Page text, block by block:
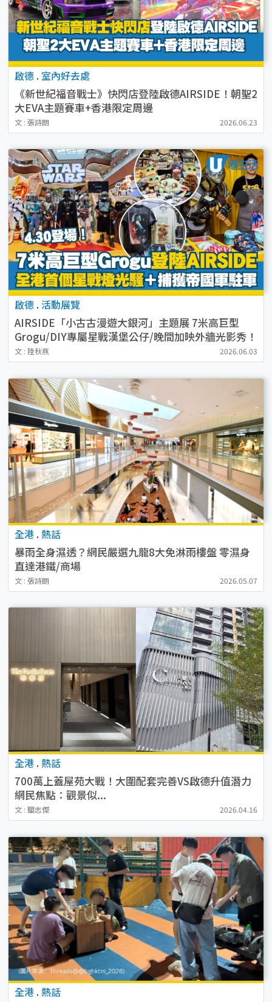
啟德 . 室內好去處
《新世紀福音戰士》快閃店登陸啟德AIRSIDE！朝聖2
大EVA主題賽車+香港限定周邊
文 : 張詩朗 2026.06.23
啟德 . 活動展覽
AIRSIDE「小古古漫遊大銀河」主題展 7米高巨型
Grogu/DIY專屬星戰漢堡公仔/晚間加映外牆光影秀！
文 : 陸秋燕 2026.06.03
全港 . 熱話
暴雨全身濕透？網民嚴選九龍8大免淋雨樓盤 零濕身
直達港鐵/商場
文 : 張詩朗 2026.05.07
全港 . 熱話
700萬上蓋屋苑大戰！大圍配套完善VS啟德升值潛力
網民焦點：觀景似...
文 : 關志傑 2026.04.16
全港 . 熱話